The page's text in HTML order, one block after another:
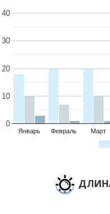
Январь Февраль Март
0
10
20
30
40